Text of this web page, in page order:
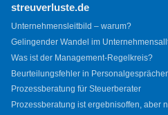
streuverluste.de
Unternehmensleitbild – warum?
Gelingender Wandel im
Was ist der Management-Regelkreis?
Beurteilungsfehler in
Prozessberatung für Steuerberater
Prozessberatung ist ergebnisoffen, aber